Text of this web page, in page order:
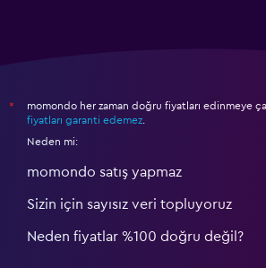
*
momondo her zaman doğru fiyatları edinmeye
fiyatları garanti edemez.
Neden mi:
momondo satış yapmaz
Sizin için sayısız veri topluyoruz
Neden fiyatlar %100 doğru değil?